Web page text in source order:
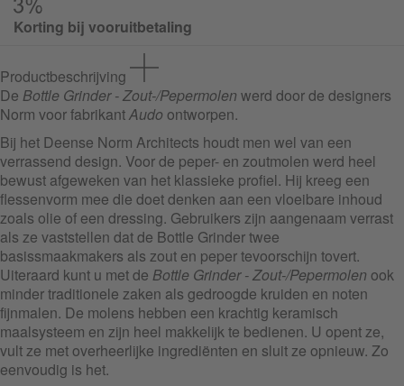
Korting bij vooruitbetaling
Productbeschrijving
De Bottle Grinder - Zout-/Pepermolen werd door de designers
Norm voor fabrikantAudo ontworpen.
Bij het Deense Norm Architects houdt men wel van een
verrassend design. Voor de peper- en zoutmolen werd heel
bewust afgeweken van het klassieke profiel. Hij kreeg een
flessenvorm mee die doet denken aan een vloeibare inhoud
zoals olie of een dressing. Gebruikers zijn aangenaam verrast
als ze vaststellen dat de Bottle Grinder twee
basissmaakmakers als zout en peper tevoorschijn tovert.
Uiteraard kunt u met de Bottle Grinder - Zout-/Pepermolen ook
minder traditionele zaken als gedroogde kruiden en noten
fijnmalen. De molens hebben een krachtig keramisch
maalsysteem en zijn heel makkelijk te bedienen. U opent ze,
vult ze met overheerlijke ingrediënten en sluit ze opnieuw. Zo
eenvoudig is het.